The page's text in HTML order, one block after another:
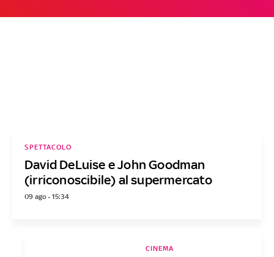
David DeLuise e John Goodman
(irriconoscibile) al supermercato
SPETTACOLO
09 ago - 15:34
CINEMA